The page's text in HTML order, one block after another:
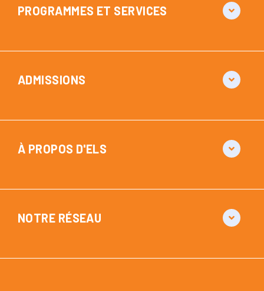
PROGRAMMES ET SERVICES
ADMISSIONS
À PROPOS D'ELS
NOTRE RÉSEAU